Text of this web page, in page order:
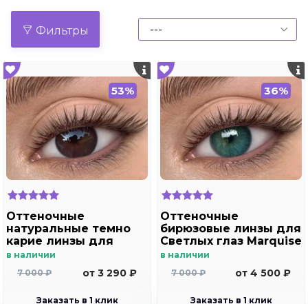
Фильтры
53%
Оттеночные
натуральные темно
карие линзы для
Светлых глаз Marquise
(темно карие ) /
в наличии
7 000 ₽
от 3 290 ₽
Заказать в 1 клик
36%
Оттеночные
бирюзовые линзы для
Светлых глаз Marquise
solo aqua для
близорукости
в наличии
7 000 ₽
от 4 500 ₽
Заказать в 1 клик